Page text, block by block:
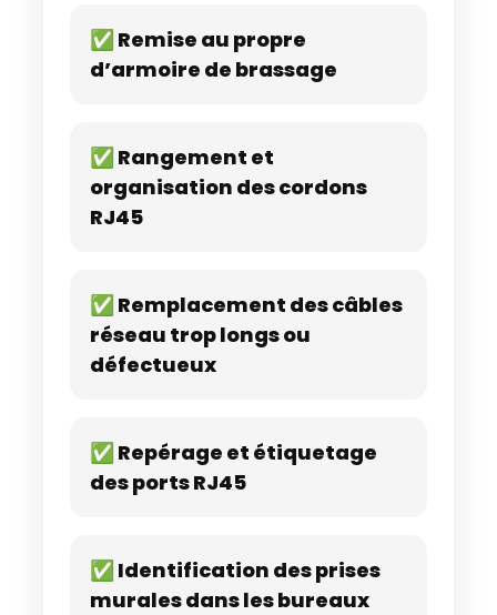
✅ Remise au propre
d’armoire de brassage
✅ Rangement et
organisation des cordons
RJ45
✅ Remplacement des câbles
réseau trop longs ou
défectueux
✅ Repérage et étiquetage
des ports RJ45
✅ Identification des prises
murales dans les bureaux